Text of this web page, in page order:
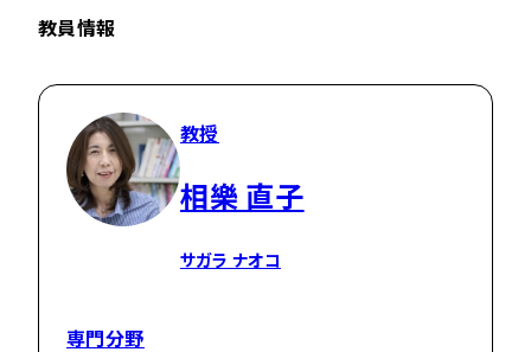
教員情報
教授
相樂 直子
サガラ ナオコ
専門分野